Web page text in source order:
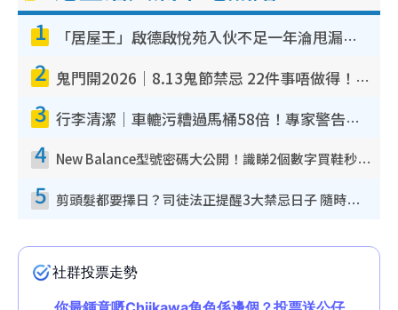
1 「居屋王」啟德啟悅苑入伙不足一年淪甩漏之王！插頭噴火花致大停電 多戶業主全屋家電報銷
2 鬼門開2026｜8.13鬼節禁忌 22件事唔做得！燒肉、刺身要少食？半夜勿吹口哨/打呢個電話
3 行李清潔｜車轆污糟過馬桶58倍！專家警告忌用酒精抹 教1招免污手除菌
4 New Balance型號密碼大公開！識睇2個數字買鞋秒知功能免中伏 附5大熱門鞋款
5 剪頭髮都要擇日？司徒法正提醒3大禁忌日子 隨時剪走財運！呢日剪髮恐「剪壽命」？